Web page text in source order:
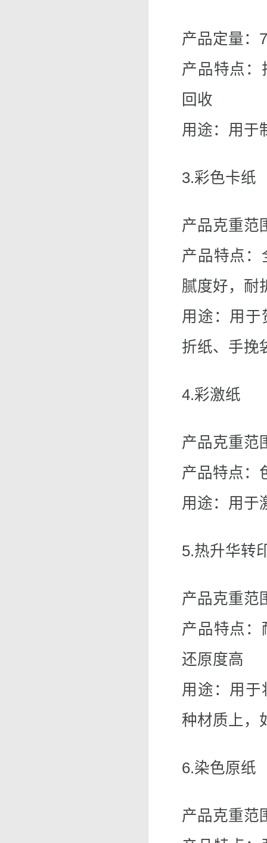
产品定量：
产品特点
回收
用途：用于
3.彩色卡纸
产品克重范
产品特点
腻度好，耐
用途：用
折纸、手挽
4.彩激纸
产品克重范
产品特点：
用途：用于
5.热升华转
产品克重范
产品特点
还原度高
用途：用
种材质上，
6.染色原纸
产品克重范